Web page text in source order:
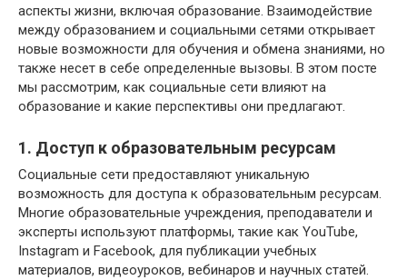
аспекты жизни, включая образование. Взаимодействие
между образованием и социальными сетями открывает
новые возможности для обучения и обмена знаниями, но
также несет в себе определенные вызовы. В этом посте
мы рассмотрим, как социальные сети влияют на
образование и какие перспективы они предлагают.
1. Доступ к образовательным ресурсам
Социальные сети предоставляют уникальную
возможность для доступа к образовательным ресурсам.
Многие образовательные учреждения, преподаватели и
эксперты используют платформы, такие как YouTube,
Instagram и Facebook, для публикации учебных
материалов, видеоуроков, вебинаров и научных статей.